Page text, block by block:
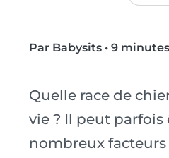
Par Babysits • 9
Quelle race de
vie ? Il peut
nombreux